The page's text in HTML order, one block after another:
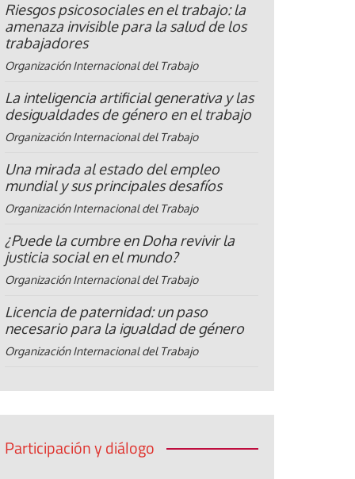
Riesgos psicosociales en el trabajo: la
amenaza invisible para la salud de los
trabajadores
Organización Internacional del Trabajo
La inteligencia artificial generativa y las
desigualdades de género en el trabajo
Organización Internacional del Trabajo
Una mirada al estado del empleo
mundial y sus principales desafíos
Organización Internacional del Trabajo
¿Puede la cumbre en Doha revivir la
justicia social en el mundo?
Organización Internacional del Trabajo
Licencia de paternidad: un paso
necesario para la igualdad de género
Organización Internacional del Trabajo
Participación y diálogo